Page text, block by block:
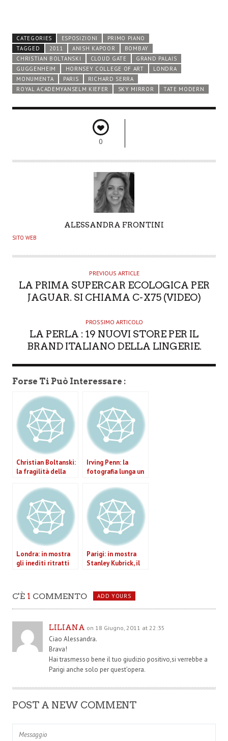
CATEGORIES ESPOSIZIONI
PRIMO PIANO
TAGGED
2011 ANISH KAPOOR
BOMBAY
CHRISTIAN BOLTANSKI
CLOUD GATE
GRAND PALAIS
GUGGENHEIM
HORNSEY COLLEGE OF ART
LONDRA
MONUMENTA
PARIS
RICHARD SERRA
ROYAL ACADEMYANSELM KIEFER
SKY MIRROR TATE MODERN
0
U
H
ALESSANDRA FRONTINI
SITO WEB
PREVIOUS ARTICLE
LA PRIMA SUPERCAR ECOLOGICA PER
JAGUAR. SI CHIAMA C-X75 (VIDEO)
PROSSIMO ARTICOLO
LA PERLA : 19 NUOVI STORE PER IL
BRAND ITALIANO DELLA LINGERIE.
Forse Ti Può Interessare :
Christian Boltanski:
la fragilità della
a Roma
Irving Penn: la
fotografia lunga un
Londra: in mostra
gli inediti ritratti
Parigi: in mostra
Stanley Kubrick, il
C'È 1 COMMENTO ADD YOURS
LILIANA on 18 Giugno, 2011 at 22:35
Ciao Alessandra.
Brava!
Hai trasmesso bene il tuo giudizio positivo,si verrebbe a
Parigi anche solo per quest’opera.
POST A NEW COMMENT